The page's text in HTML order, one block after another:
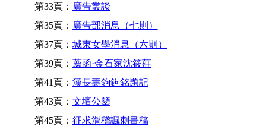
第33頁： 廣告叢談
第35頁： 廣告部消息（七則）
第37頁： 城東女學消息（六則）
第39頁： 薦函·金石家沈筱莊
第41頁： 漢長壽鉤鉤銘題記
第43頁： 文壇公鑒
第45頁： 征求滑稽諷刺畫稿